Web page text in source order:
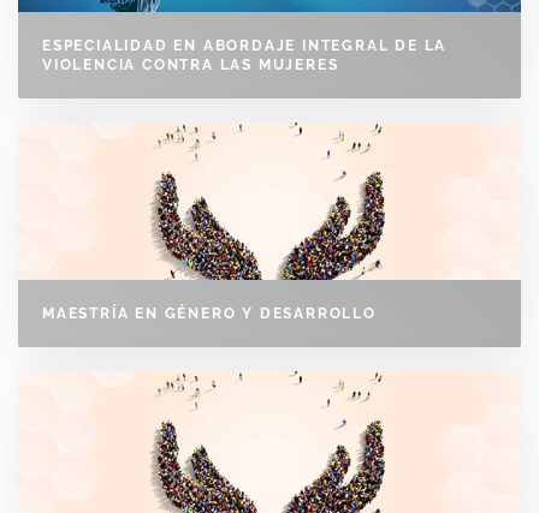
ESPECIALIDAD EN ABORDAJE INTEGRAL DE LA
VIOLENCIA CONTRA LAS MUJERES
MAESTRÍA EN GÉNERO Y DESARROLLO